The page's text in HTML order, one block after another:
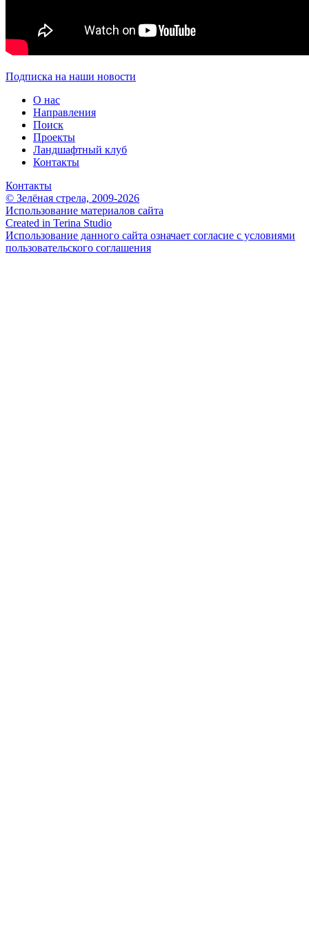
Подписка на наши новости
О нас
Направления
Поиск
Проекты
Ландшафтный клуб
Контакты
Контакты
© Зелёная стрела, 2009-2026
Использование материалов сайта
Created in Terina Studio
Использование данного сайта означает согласие с условиями
пользовательского соглашения